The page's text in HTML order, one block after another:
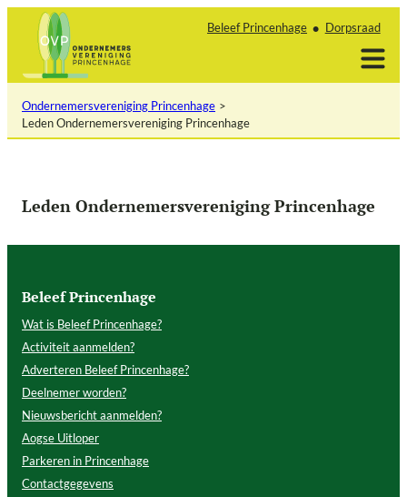
inhoud
Beleef Princenhage Dorpsraad
Ondernemersvereniging Princenhage
Leden Ondernemersvereniging Princenhage
Leden Ondernemersvereniging Princenhage
Beleef Princenhage
Wat is Beleef Princenhage?
Activiteit aanmelden?
Adverteren Beleef Princenhage?
Deelnemer worden?
Nieuwsbericht aanmelden?
Aogse Uitloper
Parkeren in Princenhage
Contactgegevens